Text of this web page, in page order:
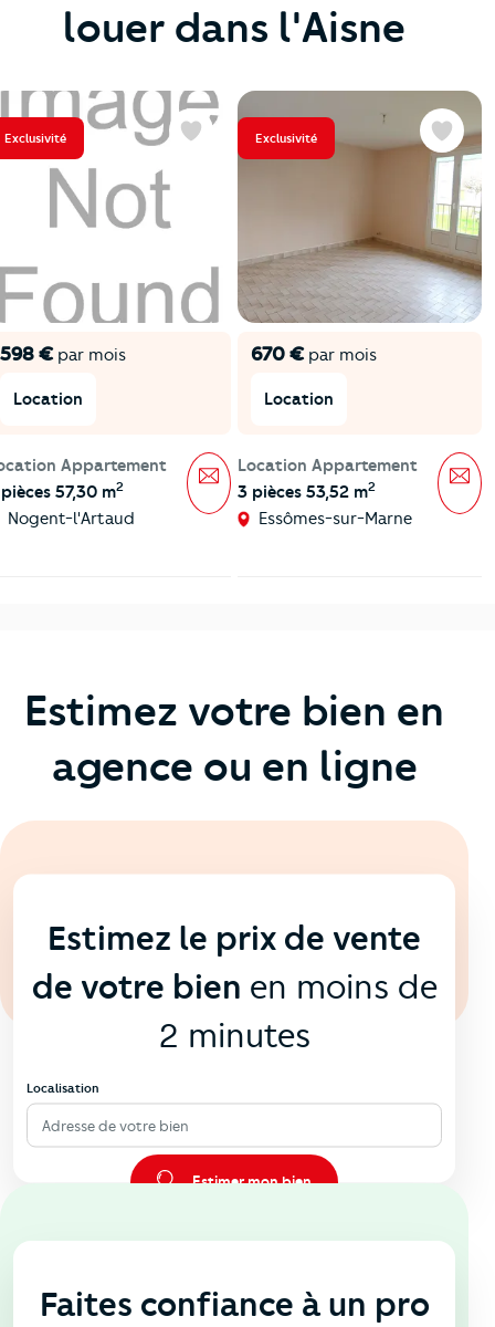
louer dans l'Aisne
Exclusivité
598 €par mois
Location
Appartement
57,30 m2
Nogent-l'Artaud
Favoris
Message
Exclusivité
670 €par mois
Location
Location Appartement
3 pièces 53,52 m2
Essômes-sur-Marne
Favoris
Estimez votre bien en
agence ou en ligne
Estimez le prix de vente
de votre bien en moins de
2 minutes
Localisation
Adresse de votre bien
Estimer mon bien
En agence
Faites confiance à un pro